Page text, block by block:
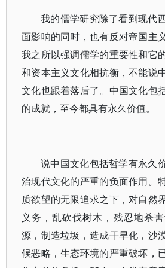
我的儒学研究除了看到现代
面影响的同时，也有反对帝国主
我之所以强调儒学的重要性和它
和资本主义文化相抗衡，不能说
文化也跟着落后了。中国文化包
的成就，至今都具有永久价值。
说中国文化包括哲学有永久
治现代文化的严重的负面作用。
质欲望的无限追求之下，对自然
义务，乱砍伐树木，残忍地杀
源，制造垃圾，造成干旱化，沙
候恶略，生态环境的严重破坏，